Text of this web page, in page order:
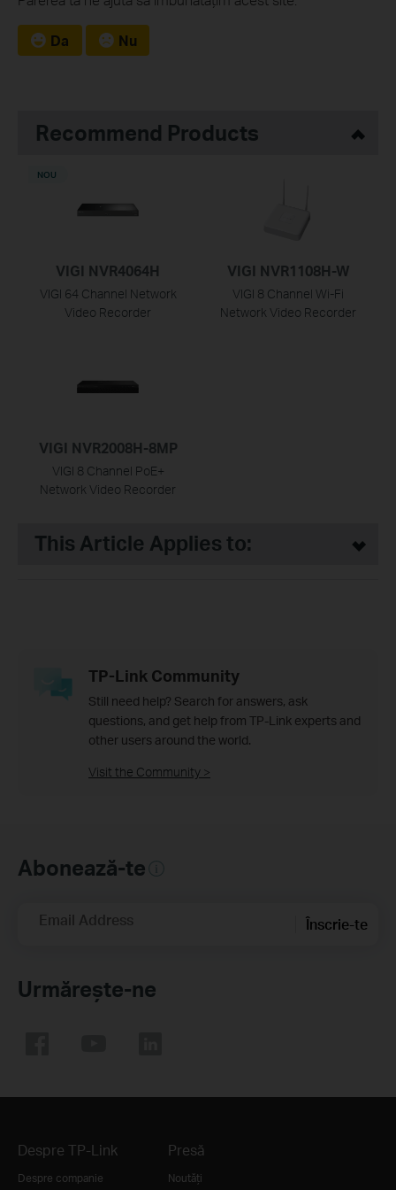
Da Nu
Recommend Products
VIGI NVR4064H
VIGI 64 Channel Network
Video Recorder
NOU
VIGI NVR1108H-W
VIGI 8 Channel Wi-Fi
Network Video Recorder
VIGI NVR2008H-8MP
VIGI 8 Channel PoE+
Network Video Recorder
This Article Applies to:
TP-Link Community
Still need help? Search for answers, ask
questions, and get help from TP-Link experts and
other users around the world.
Visit the Community >
Abonează-te
Email Address Înscrie-te
Urmărește-ne
Despre TP-Link
Despre companie
Presă
Noutăți